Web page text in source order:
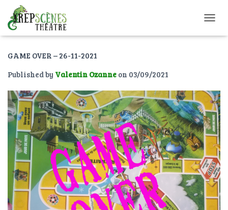
U
F
E
R
M
E
R
A
N
A
V
I
GAME OVER – 26-11-2021
Published by Valentin Ozanne on 03/09/2021